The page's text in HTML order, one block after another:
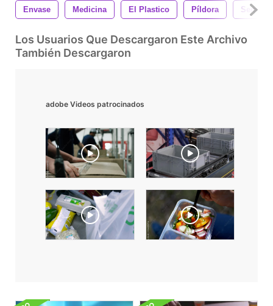
Envase Medicina El Plastico Píldora Semanal
Los Usuarios Que Descargaron Este Archivo
También Descargaron
adobe Videos patrocinados